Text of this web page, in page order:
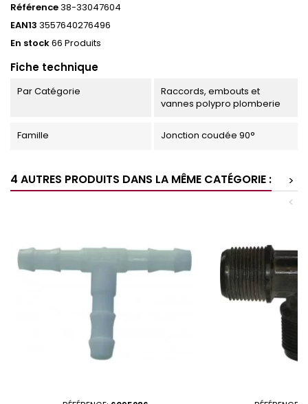
Référence38-33047604
EAN13 3557640276496
En stock66 Produits
Fiche technique
Par Catégorie
Raccords, embouts et
vannes polypro plomberie
Famille Jonction coudée 90°
4 AUTRES PRODUITS DANS LA MÊME CATÉGORIE :
>
<